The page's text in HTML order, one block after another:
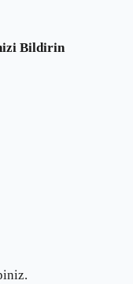
Bildirin